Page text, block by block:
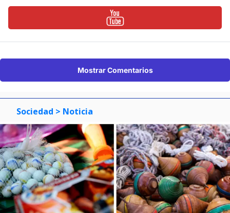
Mostrar Comentarios
Sociedad > Noticia